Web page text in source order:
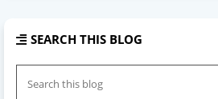
SEARCH THIS BLOG